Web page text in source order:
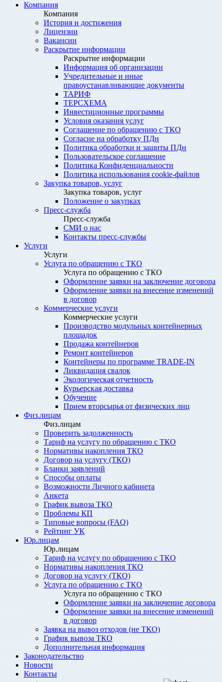
Компания
Компания
История и достижения
Лицензии
Вакансии
Раскрытие информации
Раскрытие информации
Информация об организации
Учредительные и иные
правоустанавливающие документы
ТАРИФ
ТЕРСХЕМА
Инвестиционные программы
Условия оказания услуг
Соглашение по обращению с ТКО
Согласие на обработку ПДн
Политика обработки и защиты ПДн
Пользовательское соглашение
Политика Конфиденциальности
Политика использования cookie-файлов
Закупка товаров, услуг
Закупка товаров, услуг
Положение о закупках
Пресс-служба
Пресс-служба
СМИ о нас
Контакты пресс-службы
Услуги
Услуги
Услуга по обращению с ТКО
Услуга по обращению с ТКО
Оформление заявки на заключение договора
Оформление заявки на внесение изменений
в договор
Коммерческие услуги
Коммерческие услуги
Производство модульных контейнерных
площадок
Продажа контейнеров
Ремонт контейнеров
Контейнеры по программе TRADE-IN
Ликвидация свалок
Экологическая отчетность
Курьерская доставка
Обучение
Прием вторсырья от физических лиц
Физ.лицам
Физ.лицам
Проверить задолженность
Тариф на услугу по обращению с ТКО
Нормативы накопления ТКО
Договор на услугу (ТКО)
Бланки заявлений
Способы оплаты
Возможности Личного кабинета
Анкета
График вывоза ТКО
Проблемы КП
Типовые вопросы (FAQ)
Рейтинг УК
Юр.лицам
Юр.лицам
Тариф на услугу по обращению с ТКО
Нормативы накопления ТКО
Договор на услугу (ТКО)
Услуга по обращению с ТКО
Услуга по обращению с ТКО
Оформление заявки на заключение договора
Оформление заявки на внесение изменений
в договор
Заявка на вывоз отходов (не ТКО)
График вывоза ТКО
Дополнительная информация
Законодательство
Новости
Контакты